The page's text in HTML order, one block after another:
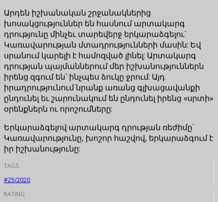
Արդեն իշխանական շրջանակներից
խոսակցություններ են հասնում արտակարգ
դրությունը մինչեւ տարեվերջ երկարաձգելու`
Կառավարության մտադրությունների մասին: Եվ
սրանում կարելի է համոզված լինել: Արտակարգ
դրության պայմաններում մեր իշխանություններն
իրենց զգում են` ինչպես ձուկը ջրում: Այդ
իրադրությունում նրանք առանց գլխացավանքի
ընդունել եւ շարունակում են ընդունել իրենց «սրտի»
օրենքներն ու որոշումները:
Երկարաձգելով արտակարգ դրության ռեժիմը`
Կառավարությունը, խոշոր հաշվով, երկարաձգում է
իր իշխանությունը:
TAGS
#25/2020
RATING